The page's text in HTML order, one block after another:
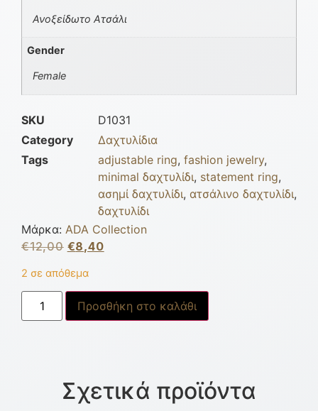
Ανοξείδωτο Ατσάλι
Gender
Female
SKU
D1031
Category
Δαχτυλίδια
Tags
adjustable ring, fashion jewelry,
minimal δαχτυλίδι, statement ring,
ασημί δαχτυλίδι, ατσάλινο δαχτυλίδι,
δαχτυλίδι
Μάρκα: ADA Collection
€12,00 €8,40
2 σε απόθεμα
Προσθήκη στο καλάθι
Σχετικά προϊόντα